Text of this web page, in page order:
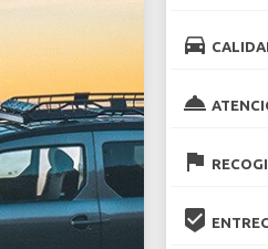
directions_car
room_service
flag
beenhere